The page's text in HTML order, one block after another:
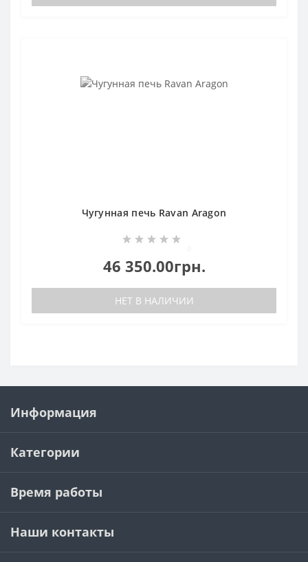
Чугунная печь Ravan Aragon
46 350.00грн.
НЕТ В НАЛИЧИИ
Информация
Категории
Время работы
Наши контакты